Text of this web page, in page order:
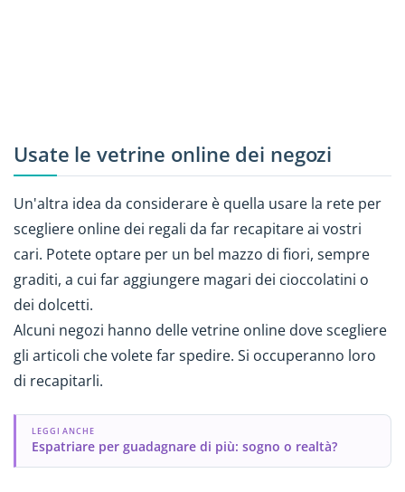
Usate le vetrine online dei negozi
Un'altra idea da considerare è quella usare la rete per
scegliere online dei regali da far recapitare ai vostri
cari. Potete optare per un bel mazzo di fiori, sempre
graditi, a cui far aggiungere magari dei cioccolatini o
dei dolcetti.
Alcuni negozi hanno delle vetrine online dove scegliere
gli articoli che volete far spedire. Si occuperanno loro
di recapitarli.
LEGGI ANCHE
Espatriare per guadagnare di più: sogno o realtà?